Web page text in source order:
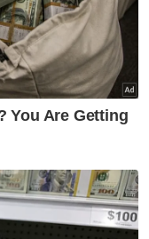
kualiti benih
benih
Ruhainies
Menteri